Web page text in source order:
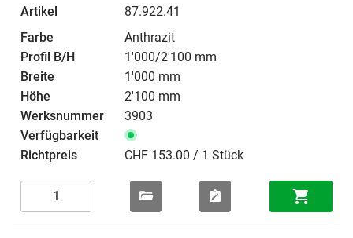
87.922.41
Anthrazit
1'000/2'100 mm
1'000 mm
2'100 mm
3903
CHF 153.00 / 1 Stück